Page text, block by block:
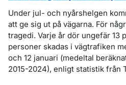
Under jul- och nyårshelgen
att ge sig ut på vägarna. För
tragedi. Varje år dör ungefär 13
personer skadas i vägtrafiken
och 12 januari (medeltal
2015-2024), enligt statistik från